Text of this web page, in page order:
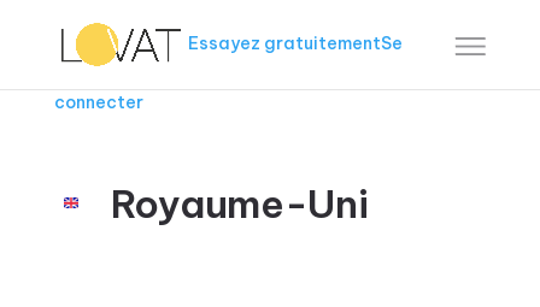
Essayez gratuitementSe
connecter
Royaume-Uni